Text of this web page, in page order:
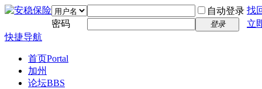
自动登录 找
密码
登录
立
快捷导航
首页Portal
加州
论坛BBS